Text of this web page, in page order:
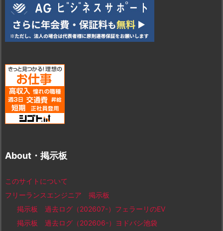
About・掲示板
このサイトについて
フリーランスエンジニア 掲示板
掲示板 過去ログ（202607-）フェラーリのEV
掲示板 過去ログ（202606-）ヨドバシ池袋